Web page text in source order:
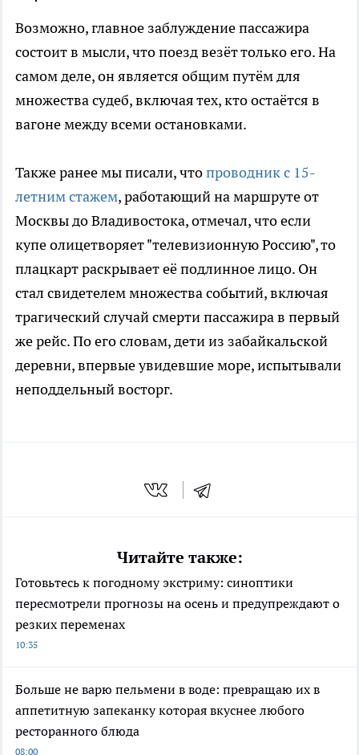
Возможно, главное заблуждение пассажира
состоит в мысли, что поезд везёт только его. На
самом деле, он является общим путём для
множества судеб, включая тех, кто остаётся в
вагоне между всеми остановками.
Также ранее мы писали, чтопроводник с 15-
летним стажем, работающий на маршруте от
Москвы до Владивостока, отмечал, что если
купе олицетворяет "телевизионную Россию", то
плацкарт раскрывает её подлинное лицо. Он
стал свидетелем множества событий, включая
трагический случай смерти пассажира в первый
же рейс. По его словам, дети из забайкальской
деревни, впервые увидевшие море, испытывали
неподдельный восторг.
Читайте также:
Готовьтесь к погодному экстриму: синоптики
пересмотрели прогнозы на осень и предупреждают о
резких переменах
10:35
Больше не варю пельмени в воде: превращаю их в
аппетитную запеканку которая вкуснее любого
ресторанного блюда
08:00